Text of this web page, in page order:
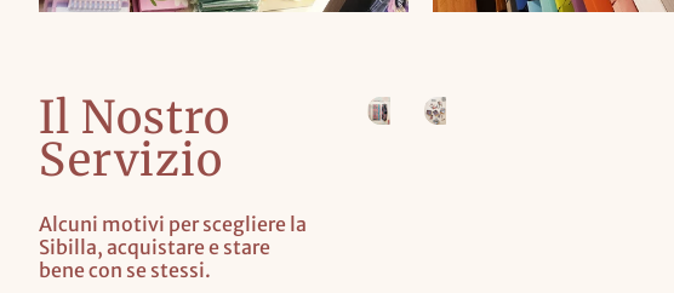
Il Nostro
Servizio
Alcuni motivi per scegliere la
Sibilla, acquistare e stare
bene con se stessi.